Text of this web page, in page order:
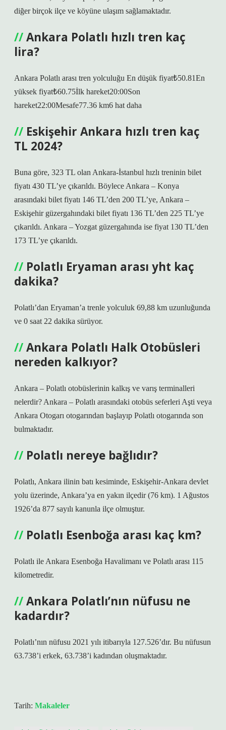
diğer birçok ilçe ve köyüne ulaşım sağlamaktadır.
Ankara Polatlı hızlı tren kaç
lira?
Ankara Polatlı arası tren yolculuğu En düşük fiyat₺50.81En
yüksek fiyat₺60.75İlk hareket20:00Son
hareket22:00Mesafe77.36 km6 hat daha
Eskişehir Ankara hızlı tren kaç
TL 2024?
Buna göre, 323 TL olan Ankara-İstanbul hızlı treninin bilet
fiyatı 430 TL’ye çıkarıldı. Böylece Ankara – Konya
arasındaki bilet fiyatı 146 TL’den 200 TL’ye, Ankara –
Eskişehir güzergahındaki bilet fiyatı 136 TL’den 225 TL’ye
çıkarıldı. Ankara – Yozgat güzergahında ise fiyat 130 TL’den
173 TL’ye çıkarıldı.
Polatlı Eryaman arası yht kaç
dakika?
Polatlı’dan Eryaman’a trenle yolculuk 69,88 km uzunluğunda
ve 0 saat 22 dakika sürüyor.
Ankara Polatlı Halk Otobüsleri
nereden kalkıyor?
Ankara – Polatlı otobüslerinin kalkış ve varış terminalleri
nelerdir? Ankara – Polatlı arasındaki otobüs seferleri Aşti veya
Ankara Otogarı otogarından başlayıp Polatlı otogarında son
bulmaktadır.
Polatlı nereye bağlıdır?
Polatlı, Ankara ilinin batı kesiminde, Eskişehir-Ankara devlet
yolu üzerinde, Ankara’ya en yakın ilçedir (76 km). 1 Ağustos
1926’da 877 sayılı kanunla ilçe olmuştur.
Polatlı Esenboğa arası kaç km?
Polatlı ile Ankara Esenboğa Havalimanı ve Polatlı arası 115
kilometredir.
Ankara Polatlı’nın nüfusu ne
kadardır?
Polatlı’nın nüfusu 2021 yılı itibarıyla 127.526’dır. Bu nüfusun
63.738’i erkek, 63.738’i kadından oluşmaktadır.
Tarih: Makaleler